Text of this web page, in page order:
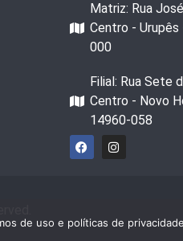
Matriz: Rua
Centro -
000
Filial: Rua Sete
Centro - Novo
14960-058
de uso e políticas de